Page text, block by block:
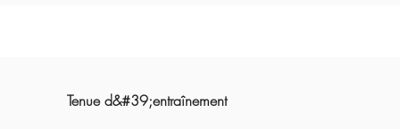
Tenue d&#39;entraînement